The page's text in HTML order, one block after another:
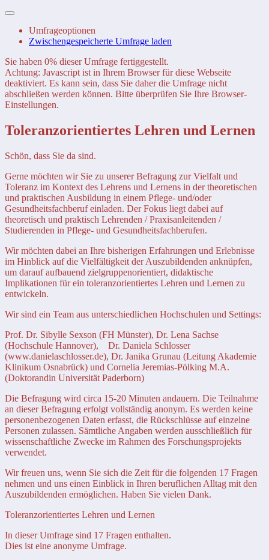
Umfrageoptionen
Zwischengespeicherte Umfrage laden
Sie haben 0% dieser Umfrage fertiggestellt.
Achtung: Javascript ist in Ihrem Browser für diese Webseite
deaktiviert. Es kann sein, dass Sie daher die Umfrage nicht
abschließen werden können. Bitte überprüfen Sie Ihre Browser-
Einstellungen.
Toleranzorientiertes Lehren und Lernen
Schön, dass Sie da sind.
Gerne möchten wir Sie zu unserer Befragung zur Vielfalt und
Toleranz im Kontext des Lehrens und Lernens in der theoretischen
und praktischen Ausbildung in einem Pflege- und/oder
Gesundheitsfachberuf einladen. Der Fokus liegt dabei auf
theoretisch und praktisch Lehrenden / Praxisanleitenden /
Studierenden in Pflege- und Gesundheitsfachberufen.
Wir möchten dabei an Ihre bisherigen Erfahrungen und Erlebnisse
im Hinblick auf die Vielfältigkeit der Auszubildenden anknüpfen,
um darauf aufbauend zielgruppenorientiert, didaktische
Implikationen für ein toleranzorientiertes Lehren und Lernen zu
entwickeln.
Wir sind ein Team aus unterschiedlichen Hochschulen und Settings:
Prof. Dr. Sibylle Sexson (FH Münster), Dr. Lena Sachse
(Hochschule Hannover), Dr. Daniela Schlosser
(www.danielaschlosser.de), Dr. Janika Grunau (Leitung Akademie
Klinikum Osnabrück) und Cornelia Jeremias-Pölking M.A.
(Doktorandin Universität Paderborn)
Die Befragung wird circa 15-20 Minuten andauern. Die Teilnahme
an dieser Befragung erfolgt vollständig anonym. Es werden keine
personenbezogenen Daten erfasst, die Rückschlüsse auf einzelne
Personen zulassen. Sämtliche Angaben werden ausschließlich für
wissenschaftliche Zwecke im Rahmen des Forschungsprojekts
verwendet.
Wir freuen uns, wenn Sie sich die Zeit für die folgenden 17 Fragen
nehmen und uns einen Einblick in Ihren beruflichen Alltag mit den
Auszubildenden ermöglichen. Haben Sie vielen Dank.
Toleranzorientiertes Lehren und Lernen
In dieser Umfrage sind 17 Fragen enthalten.
Dies ist eine anonyme Umfrage.